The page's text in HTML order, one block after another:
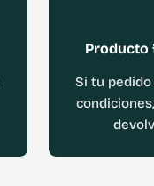
Producto
Si tu